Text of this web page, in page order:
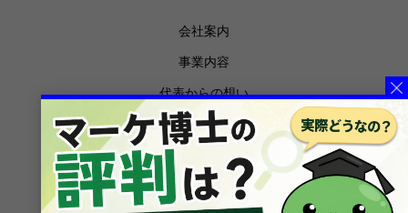
会社案内
事業内容
代表からの想い
お知らせ
メディア掲載
ブログ